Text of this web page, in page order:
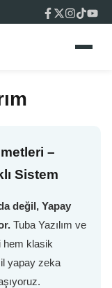
–
Sistem
değil, Yapay
Tuba Yazılım ve
hem klasik
yapay zeka